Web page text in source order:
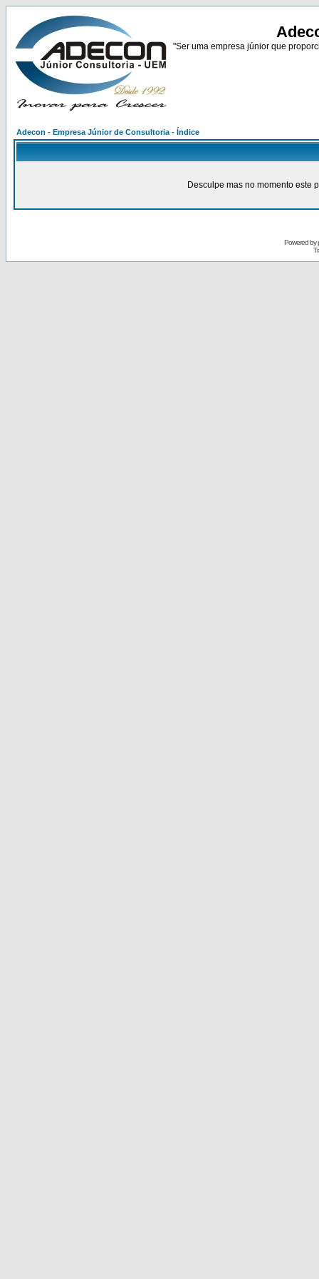
"Ser uma empresa júnior que
Adecon - Empresa Júnior de Consultoria - Índice
Desculpe mas no momento este
Powered by